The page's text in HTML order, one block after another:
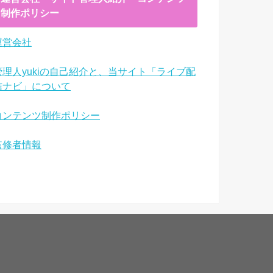
制作ポリシー
営会社
理人yukiの自己紹介と、当サイト「ライブ配
ナビ」について
ンテンツ制作ポリシー
修者情報